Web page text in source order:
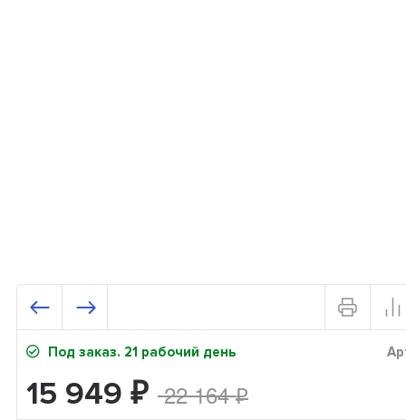
Под заказ. 21 рабочий день
15 949₽ 22 164₽